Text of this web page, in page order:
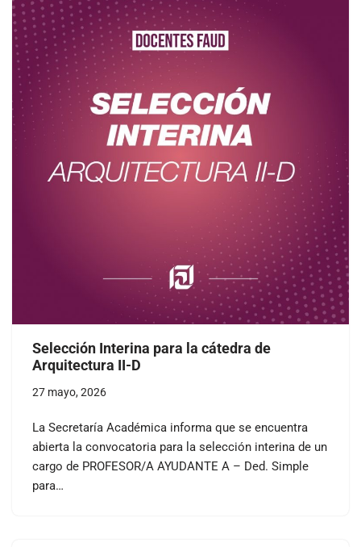
Selección Interina para la cátedra de
Arquitectura II-D
27 mayo, 2026
La Secretaría Académica informa que se encuentra
abierta la convocatoria para la selección interina de un
cargo de PROFESOR/A AYUDANTE A – Ded. Simple
para…